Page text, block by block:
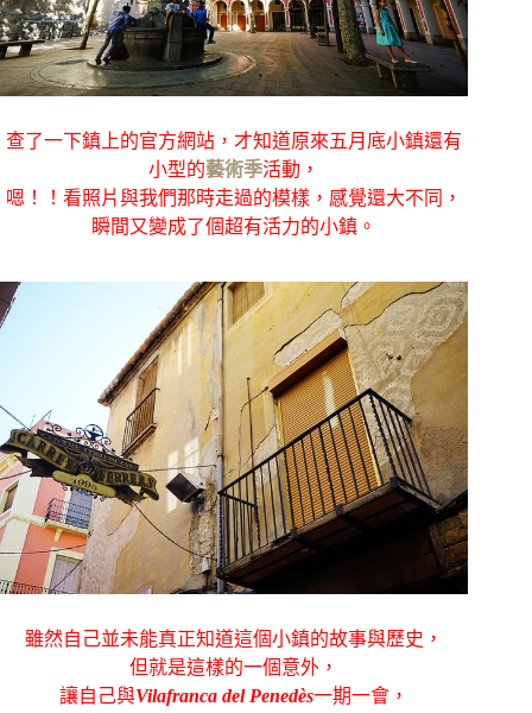
查了一下鎮上的官方網站，才知道原來五月底小鎮還有
小型的藝術季活動，
嗯！！看照片與我們那時走過的模樣，感覺還大不同，
瞬間又變成了個超有活力的小鎮。
雖然自己並未能真正知道這個小鎮的故事與歷史，
但就是這樣的一個意外，
讓自己與Vilafranca del Penedès一期一會，